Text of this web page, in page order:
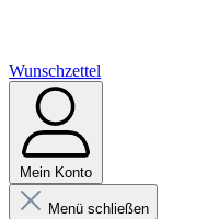
Wunschzettel
Mein Konto
Menü schließen